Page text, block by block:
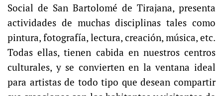
Social de San Bartolomé de Tirajana, presenta
actividades de muchas disciplinas tales como
pintura, fotografía, lectura, creación, música, etc.
Todas ellas, tienen cabida en nuestros centros
culturales, y se convierten en la ventana ideal
para artistas de todo tipo que desean compartir